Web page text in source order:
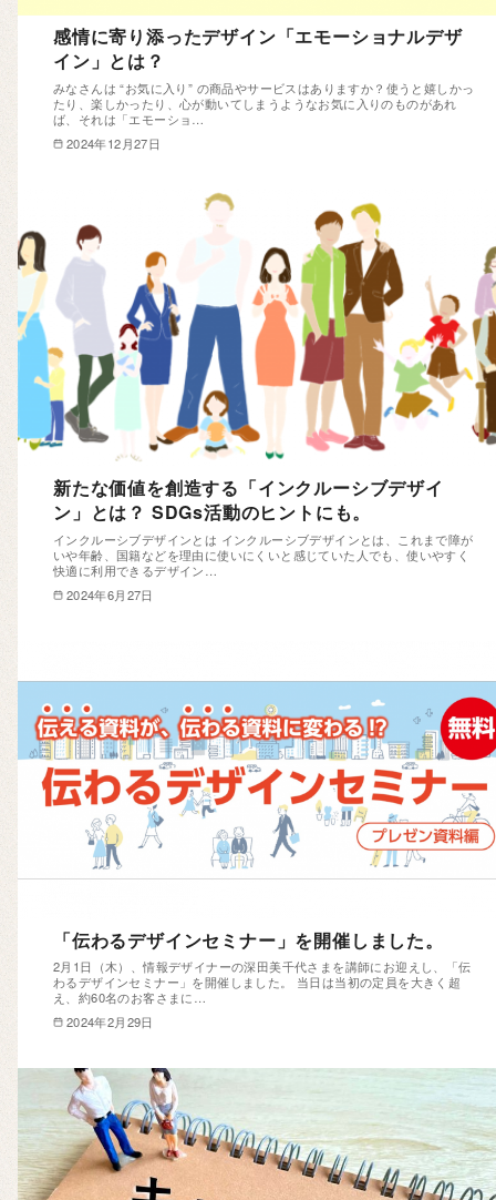
感情に寄り添ったデザイン「エモーショナルデザ
イン」とは？
みなさんは “お気に入り” の商品やサービスはありますか？使うと嬉しかっ
たり、楽しかったり、心が動いてしまうようなお気に入りのものがあれ
ば、それは「エモーショ…
2024年12月27日
新たな価値を創造する「インクルーシブデザイ
ン」とは？ SDGs活動のヒントにも。
インクルーシブデザインとは インクルーシブデザインとは、これまで障が
いや年齢、国籍などを理由に使いにくいと感じていた人でも、使いやすく
快適に利用できるデザイン…
2024年6月27日
「伝わるデザインセミナー」を開催しました。
2月1日（木）、情報デザイナーの深田美千代さまを講師にお迎えし、「伝
わるデザインセミナー」を開催しました。 当日は当初の定員を大きく超
え、約60名のお客さまに…
2024年2月29日